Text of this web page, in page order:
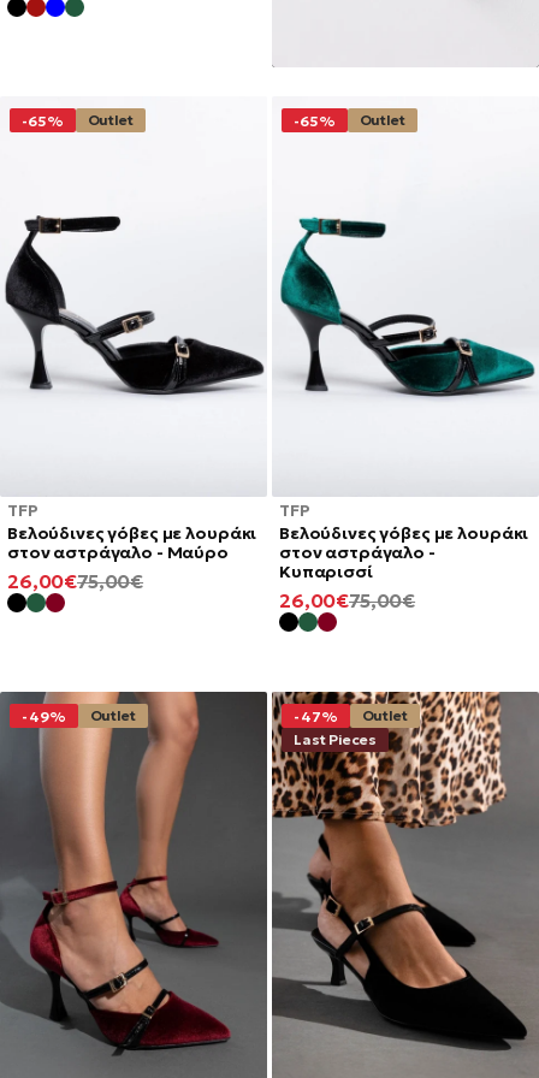
ΤΙΜΉ
TFP
Βελούδινες γόβες με λουράκι
στον αστράγαλο - Μαύρο
-65% Outlet
ΚΑΝΟΝΙΚΉ
75,00€
ΕΛΆΧΙΣΤΗ
ΤΙΜΉ
26,00€
TFP
Βελούδινες γόβες με λουράκι
στον αστράγαλο -
Κυπαρισσί
-65% Outlet
ΚΑΝΟΝΙΚΉ
75,00€
ΕΛΆΧΙΣΤΗ
ΤΙΜΉ
26,00€
-49% Outlet -47%
Outlet
Last Pieces